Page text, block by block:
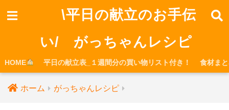
\平日の献立のお手伝
い/ がっちゃんレシピ
HOME 平日の献立表_１週間分の買い物リスト付き！ 食材ま
ホーム がっちゃんレシピ